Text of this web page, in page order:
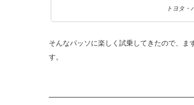
トヨタ
そんなパッソに楽しく試乗してきたので、ま
す。